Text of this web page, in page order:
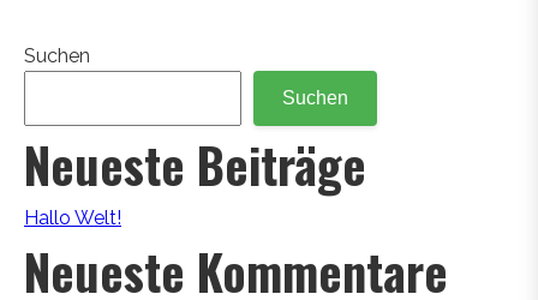
Suchen
Suchen
Neueste Beiträge
Hallo Welt!
Neueste Kommentare